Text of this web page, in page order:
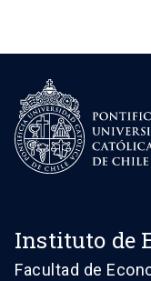
Instituto de
Facultad de